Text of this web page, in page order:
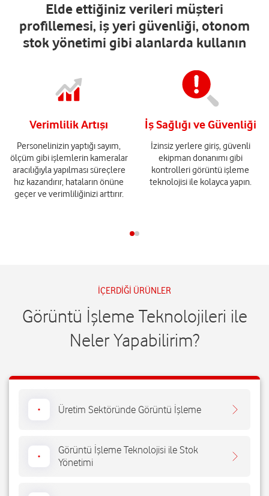
Elde ettiğiniz verileri müşteri
profillemesi, iş yeri güvenliği, otonom
stok yönetimi gibi alanlarda kullanın
Verimlilik Artışı
Personelinizin yaptığı sayım,
ölçüm gibi işlemlerin kameralar
aracılığıyla yapılması süreçlere
hız kazandırır, hataların önüne
geçer ve verimliliğinizi arttırır.
İş Sağlığı ve Güvenliği
İzinsiz yerlere giriş, güvenli
ekipman donanımı gibi
kontrolleri görüntü işleme
teknolojisi ile kolayca yapın.
İÇERDİĞİ ÜRÜNLER
Görüntü İşleme Teknolojileri ile
Neler Yapabilirim?
Üretim Sektöründe Görüntü İşleme
Görüntü İşleme Teknolojisi ile Stok
Yönetimi